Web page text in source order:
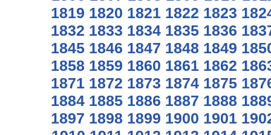
1819 1820 1821 1822 1823
1832 1833 1834 1835 1836
1845 1846 1847 1848 1849
1858 1859 1860 1861 1862
1871 1872 1873 1874 1875
1884 1885 1886 1887 1888
1897 1898 1899 1900 1901